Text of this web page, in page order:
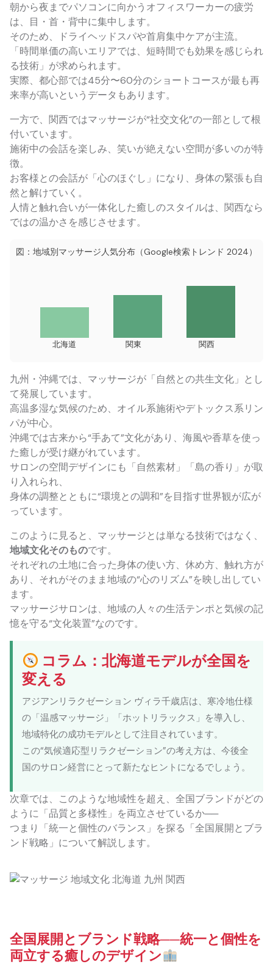
朝から夜までパソコンに向かうオフィスワーカーの疲労
は、目・首・背中に集中します。
そのため、ドライヘッドスパや首肩集中ケアが主流。
「時間単価の高いエリアでは、短時間でも効果を感じられ
る技術」が求められます。
実際、都心部では45分〜60分のショートコースが最も再
来率が高いというデータもあります。
一方で、関西ではマッサージが“社交文化”の一部として根
付いています。
施術中の会話を楽しみ、笑いが絶えない空間が多いのが特
徴。
お客様との会話が「心のほぐし」になり、身体の緊張も自
然と解けていく。
人情と触れ合いが一体化した癒しのスタイルは、関西なら
ではの温かさを感じさせます。
図：地域別マッサージ人気分布（Google検索トレンド 2024）
北海道 関東 関西
九州・沖縄では、マッサージが「自然との共生文化」とし
て発展しています。
高温多湿な気候のため、オイル系施術やデトックス系リン
パが中心。
沖縄では古来から“手あて”文化があり、海風や香草を使っ
た癒しが受け継がれています。
サロンの空間デザインにも「自然素材」「島の香り」が取
り入れられ、
身体の調整とともに“環境との調和”を目指す世界観が広が
っています。
このように見ると、マッサージとは単なる技術ではなく、
地域文化そのものです。
それぞれの土地に合った身体の使い方、休め方、触れ方が
あり、それがそのまま地域の“心のリズム”を映し出してい
ます。
マッサージサロンは、地域の人々の生活テンポと気候の記
憶を守る“文化装置”なのです。
コラム：北海道モデルが全国を
変える
アジアンリラクゼーション ヴィラ千歳店は、寒冷地仕様
の「温感マッサージ」「ホットリラックス」を導入し、
地域特化の成功モデルとして注目されています。
この“気候適応型リラクゼーション”の考え方は、今後全
国のサロン経営にとって新たなヒントになるでしょう。
次章では、このような地域性を超え、全国ブランドがどの
ように「品質と多様性」を両立させているか──
つまり「統一と個性のバランス」を探る「全国展開とブラ
ンド戦略」について解説します。
全国展開とブランド戦略──統一と個性を
両立する癒しのデザイン